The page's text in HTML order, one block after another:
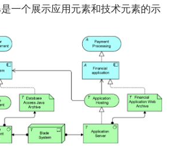
一个展示应用元素和技术元素的示